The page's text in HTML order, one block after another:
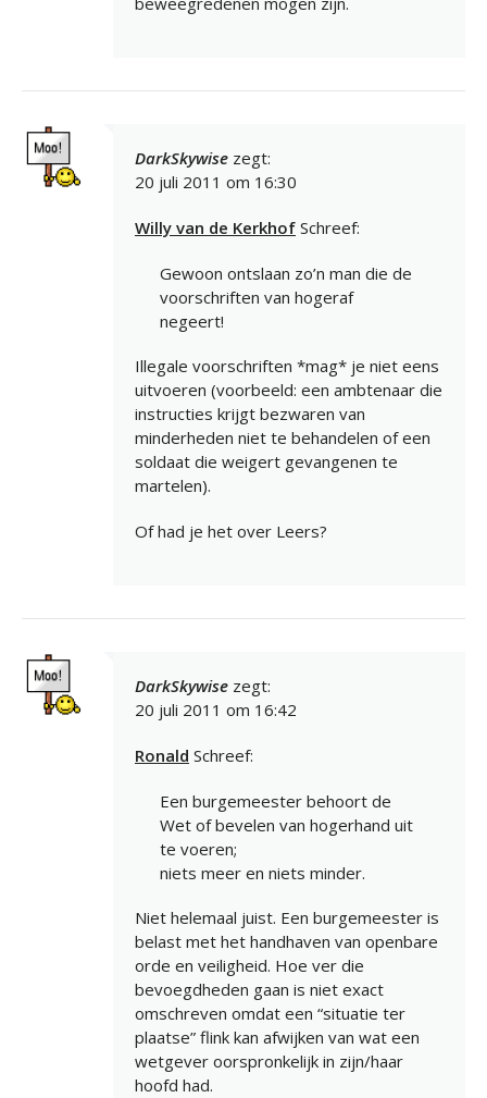
DarkSkywise zegt:
20 juli 2011 om 16:30
Willy van de Kerkhof Schreef:
Gewoon ontslaan zo’n man die de
voorschriften van hogeraf
negeert!
Illegale voorschriften *mag* je niet eens
uitvoeren (voorbeeld: een ambtenaar die
instructies krijgt bezwaren van
minderheden niet te behandelen of een
soldaat die weigert gevangenen te
martelen).
Of had je het over Leers?
DarkSkywise zegt:
20 juli 2011 om 16:42
Ronald Schreef:
Een burgemeester behoort de
Wet of bevelen van hogerhand uit
te voeren;
niets meer en niets minder.
Niet helemaal juist. Een burgemeester is
belast met het handhaven van openbare
orde en veiligheid. Hoe ver die
bevoegdheden gaan is niet exact
omschreven omdat een “situatie ter
plaatse” flink kan afwijken van wat een
wetgever oorspronkelijk in zijn/haar
hoofd had.